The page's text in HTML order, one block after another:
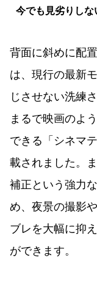
今でも見劣りし
背面に斜めに配
は、現行の最新
じさせない洗練
まるで映画のよ
できる「シネマ
載されました。
補正という強力
め、夜景の撮影
ブレを大幅に抑
ができます。